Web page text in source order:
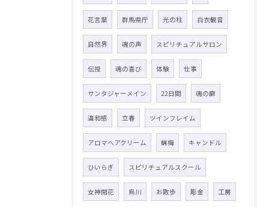
花言葉 群馬県庁 光の柱 白衣観音
自然界 魂の声 スピリチュアルサロン
伝授 魂の喜び 体験 仕事
サンタジャーメイン 22日間 魂の癖
違和感 立春 ツインフレイム
アロマヘアクリーム 蝋梅 キャンドル
ひいらぎ スピリチュアルスクール
女神開花 烏川 お散歩 彫金 工房